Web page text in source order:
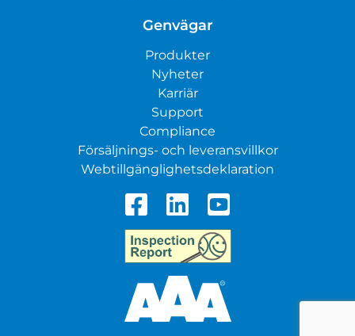
Genvägar
Produkter
Nyheter
Karriär
Support
Compliance
Försäljnings- och leveransvillkor
Webtillgänglighetsdeklaration